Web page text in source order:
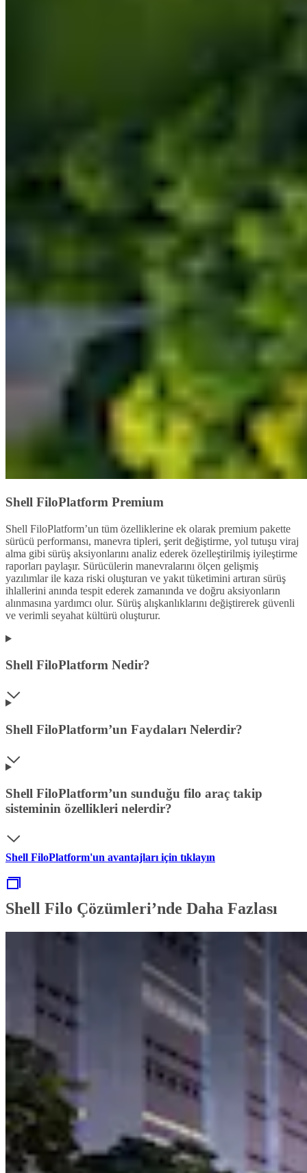
Shell FiloPlatform Premium
Shell FiloPlatform’un tüm özelliklerine ek olarak premium pakette
sürücü performansı, manevra tipleri, şerit değiştirme, yol tutuşu viraj
alma gibi sürüş aksiyonlarını analiz ederek özelleştirilmiş iyileştirme
raporları paylaşır. Sürücülerin manevralarını ölçen gelişmiş
yazılımlar ile kaza riski oluşturan ve yakıt tüketimini artıran sürüş
ihlallerini anında tespit ederek zamanında ve doğru aksiyonların
alınmasına yardımcı olur. Sürüş alışkanlıklarını değiştirerek güvenli
ve verimli seyahat kültürü oluşturur.
Shell FiloPlatform Nedir?
Shell FiloPlatform’un Faydaları Nelerdir?
Shell FiloPlatform’un sunduğu filo araç takip
sisteminin özellikleri nelerdir?
Shell FiloPlatform'un avantajları için tıklayın
Shell Filo Çözümleri’nde Daha Fazlası